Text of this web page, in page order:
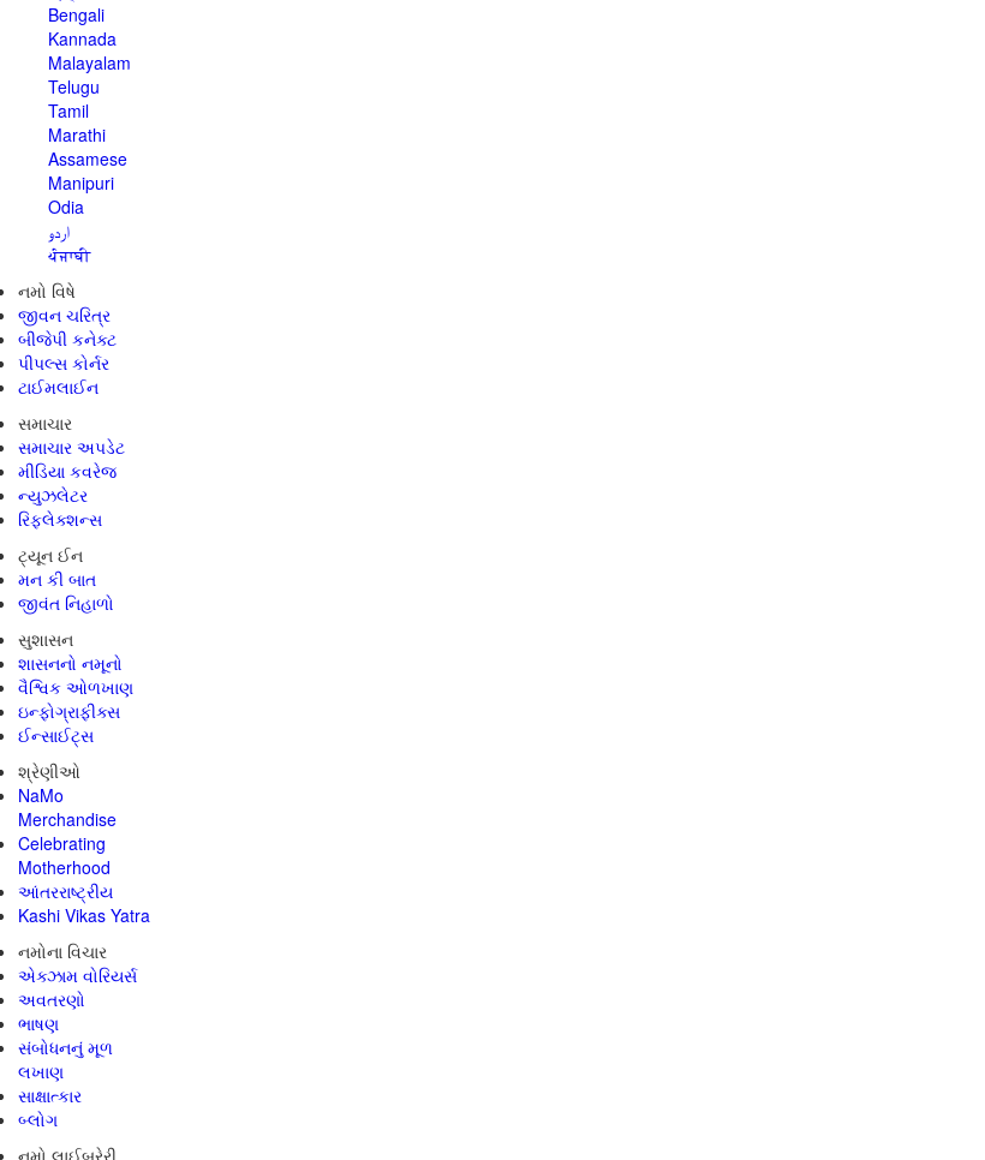
Bengali
Kannada
Malayalam
Telugu
Tamil
Marathi
Assamese
Manipuri
Odia
اردو
ਪੰਜਾਬੀ
નમો વિષે
જીવન ચરિત્ર
બીજેપી કનેક્ટ
પીપલ્સ કોર્નર
ટાઈમલાઈન
સમાચાર
સમાચાર અપડેટ
મીડિયા કવરેજ
ન્યુઝલેટર
રિફ્લેક્શન્સ
ટ્યૂન ઈન
મન કી બાત
જીવંત નિહાળો
સુશાસન
શાસનનો નમૂનો
વૈશ્વિક ઓળખાણ
ઇન્ફોગ્રાફીક્સ
ઈન્સાઈટ્સ
શ્રેણીઓ
NaMo
Merchandise
Celebrating
Motherhood
આંતરરાષ્ટ્રીય
Kashi Vikas Yatra
નમોના વિચાર
એક્ઝામ વોરિયર્સ
અવતરણો
ભાષણ
સંબોધનનું મૂળ
લખાણ
સાક્ષાત્કાર
બ્લોગ
નમો લાઈબ્રેરી